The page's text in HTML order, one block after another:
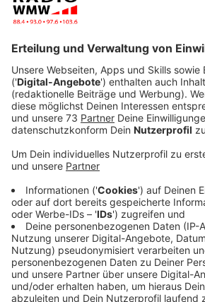
Anzeige
Drei große
Anzeige
Es sind drei große Bereiche in der
besser werden müssen: Es fehlt
und zuletzt Geld. In einer
Wehrbeauftragten Eva Högl
es, die Truppe altere und
Jahren sind demnach tausende
Mannschaftsdienstgrade nicht
verfolgt Deutschland den Ansatz
Wehrdienstes”. Männer und Frauen
Alter müssen einen Pflicht-
danach sucht sich die Bundeswehr